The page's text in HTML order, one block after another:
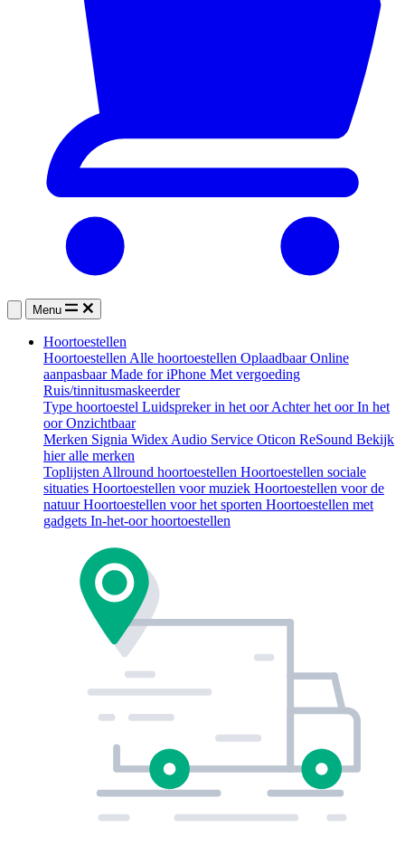
Menu
Hoortoestellen
HoortoestellenAlle hoortoestellen OplaadbaarOnline
aanpasbaarMade for iPhone Met vergoeding
Ruis/tinnitusmaskeerder
Type hoortoestel Luidspreker in het oorAchter het oorIn het
oorOnzichtbaar
Merken Signia WidexAudio Service Oticon ReSound Bekijk
hier alle merken
ToplijstenAllround hoortoestellen Hoortoestellen sociale
situaties Hoortoestellen voor muziek Hoortoestellen voor de
natuurHoortoestellen voor het sporten Hoortoestellen met
gadgets In-het-oor hoortoestellen